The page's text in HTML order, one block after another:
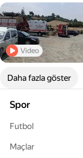
Video
Daha fazla göster
Spor
Futbol
Maçlar